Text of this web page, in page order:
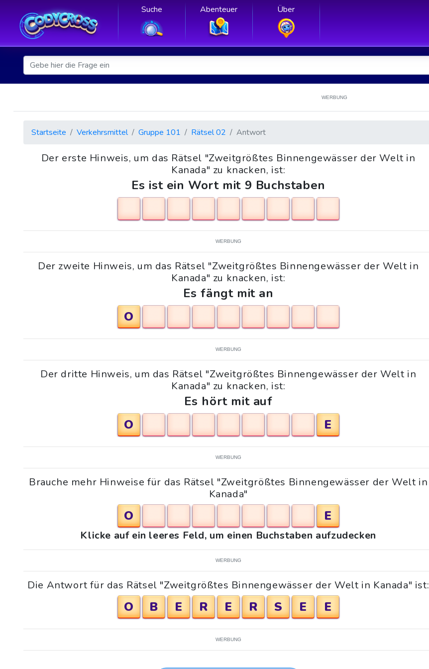
Suche Abenteuer Über
WERBUNG
Startseite Verkehrsmittel Gruppe 101 Rätsel 02 Antwort
Der erste Hinweis, um das Rätsel "Zweitgrößtes Binnengewässer der Welt in
Kanada" zu knacken, ist:
Es ist ein Wort mit 9 Buchstaben
WERBUNG
Der zweite Hinweis, um das Rätsel "Zweitgrößtes Binnengewässer der Welt in
Kanada" zu knacken, ist:
Es fängt mit an
O
WERBUNG
Der dritte Hinweis, um das Rätsel "Zweitgrößtes Binnengewässer der Welt in
Kanada" zu knacken, ist:
Es hört mit auf
O
E
WERBUNG
Brauche mehr Hinweise für das Rätsel "Zweitgrößtes Binnengewässer der Welt in
Kanada"
O E
Klicke auf ein leeres Feld, um einen Buchstaben aufzudecken
WERBUNG
Die Antwort für das Rätsel "Zweitgrößtes Binnengewässer der Welt in Kanada" ist:
O B E R E R S E E
WERBUNG